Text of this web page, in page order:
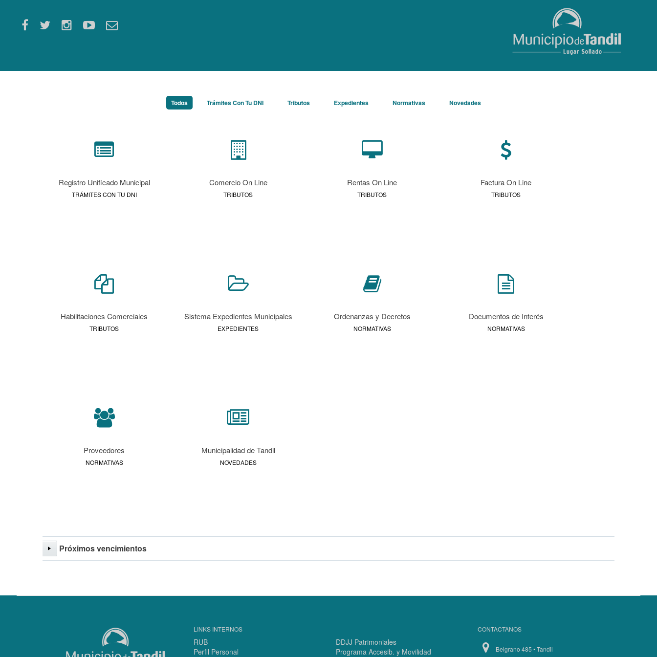
Todos Trámites Con Tu DNI Tributos Expedientes Normativas Novedades
Registro Unificado Municipal
TRÁMITES CON TU DNI
Comercio On Line
TRIBUTOS
Rentas On Line
TRIBUTOS
Factura On Line
TRIBUTOS
Habilitaciones Comerciales
TRIBUTOS
Sistema Expedientes Municipales
EXPEDIENTES
Ordenanzas y Decretos
NORMATIVAS
Documentos de Interés
NORMATIVAS
Proveedores
NORMATIVAS
Municipalidad de Tandil
NOVEDADES
Próximos vencimientos
LINKS INTERNOS
RUB
Perfil Personal
DDJJ Patrimoniales
Programa Accesib. y Movilidad
CONTACTANOS
Belgrano 485 • Tandil